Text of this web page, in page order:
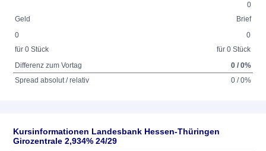
0
Geld
Brief
0
für 0 Stück
0
für 0 Stück
Differenz zum Vortag
0 / 0%
Spread absolut / relativ
0 / 0%
Kursinformationen Landesbank Hessen-Thüringen
Girozentrale 2,934% 24/29